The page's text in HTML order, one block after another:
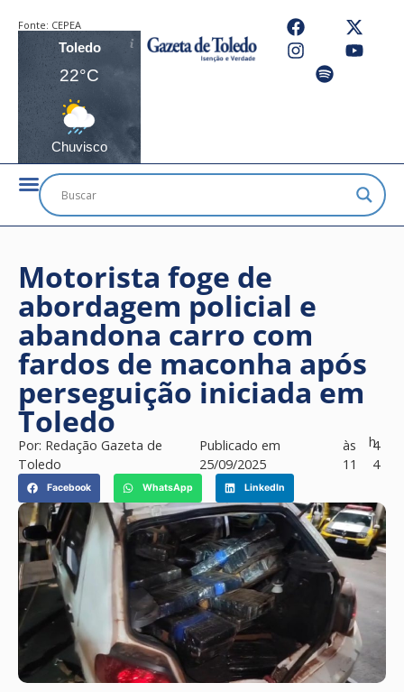
Fonte: CEPEA
Toledo
22°C
Chuvisco
Motorista foge de
abordagem policial e
abandona carro com
fardos de maconha após
perseguição iniciada em
Toledo
Por: Redação Gazeta de
Toledo
Publicado em
25/09/2025
às
11
h4
4
Facebook WhatsApp LinkedIn